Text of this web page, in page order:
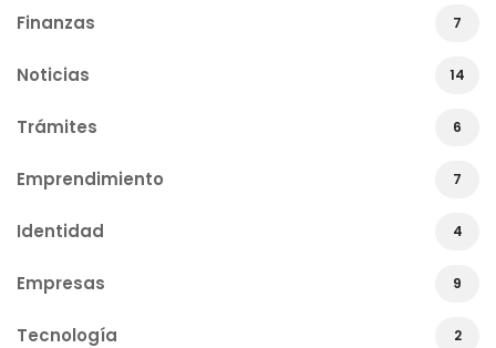
Finanzas 7
Noticias 14
Trámites 6
Emprendimiento 7
Identidad 4
Empresas 9
Tecnología 2